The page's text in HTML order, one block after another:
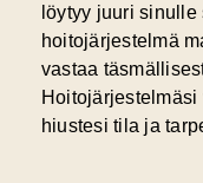
löytyy juuri
hoitojärjestelmä
vastaa
Hoitojärjestelmäsi
hiustesi tila ja